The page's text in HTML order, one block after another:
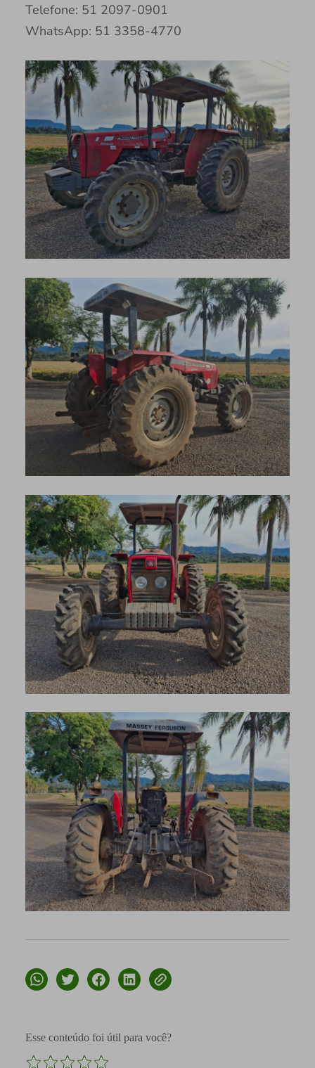
Telefone: 51 2097-0901
WhatsApp: 51 3358-4770
Esse conteúdo foi útil para você?